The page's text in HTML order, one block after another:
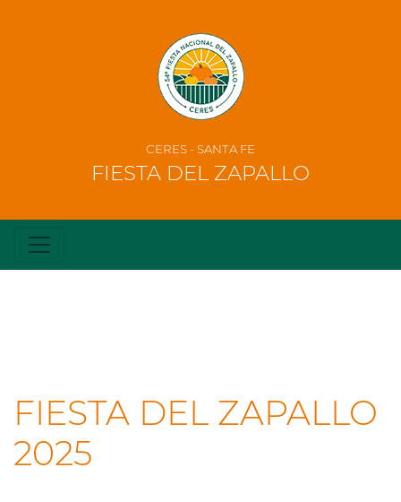
CERES - SANTA FE
FIESTA DEL ZAPALLO
FIESTA DEL ZAPALLO
2025